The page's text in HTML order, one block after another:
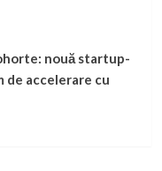
nouă startup-
accelerare cu